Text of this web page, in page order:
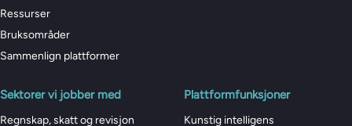
Ressurser
Bruksområder
Sammenlign plattformer
Sektorer vi jobber med
Regnskap, skatt og revisjon
Plattformfunksjoner
Kunstig intelligens